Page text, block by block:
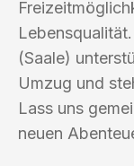
(Saale)
Umzug und
Lass uns
neuen